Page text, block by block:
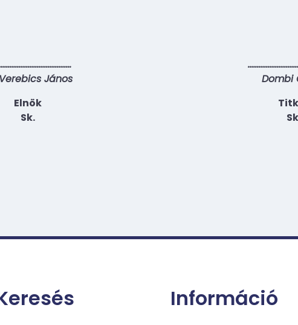
János
Elnök
Sk.
Dombi
Információ